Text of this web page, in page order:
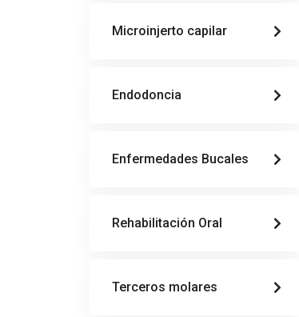
Microinjerto capilar
Endodoncia
Enfermedades Bucales
Rehabilitación Oral
Terceros molares